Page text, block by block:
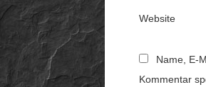
Website
Name, E-
Kommentar